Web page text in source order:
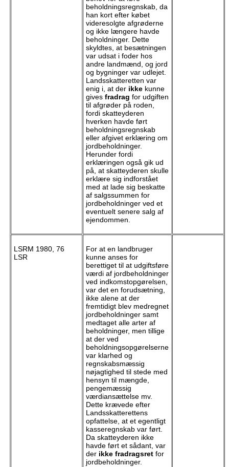
beholdningsregnskab, da
han kort efter købet
videresolgte afgrøderne
og ikke længere havde
beholdninger. Dette
skyldtes, at besætningen
var udsat i foder hos
andre landmænd, og jord
og bygninger var udlejet.
Landsskatteretten var
enig i, at der ikkekunne
gives fradrag for udgiften
til afgrøder på roden,
fordi skatteyderen
hverken havde ført
beholdningsregnskab
eller afgivet erklæring om
jordbeholdninger.
Herunder fordi
erklæringen også gik ud
på, at skatteyderen skulle
erklære sig indforstået
med at lade sig beskatte
af salgssummen for
jordbeholdninger ved et
eventuelt senere salg af
ejendommen.
LSRM 1980, 76
LSR
For at en landbruger
kunne anses for
berettiget til at udgiftsføre
værdi af jordbeholdninger
ved indkomstopgørelsen,
var det en forudsætning,
ikke alene at der
fremtidigt blev medregnet
jordbeholdninger samt
medtaget alle arter af
beholdninger, men tillige
at der ved
beholdningsopgørelserne
var klarhed og
regnskabsmæssig
nøjagtighed til stede med
hensyn til mængde,
pengemæssig
værdiansættelse mv.
Dette krævede efter
Landsskatterettens
opfattelse, at et egentligt
kasseregnskab var ført.
Da skatteyderen ikke
havde ført et sådant, var
der ikke fradragsretfor
jordbeholdninger.